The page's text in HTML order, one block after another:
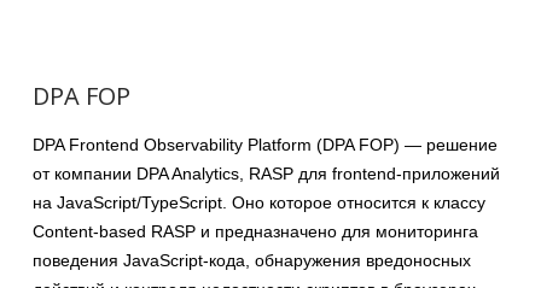
DPA FOP
DPA Frontend Observability Platform (DPA FOP) — решение
от компании DPA Analytics, RASP для frontend-приложений
на JavaScript/TypeScript. Оно которое относится к классу
Content-based RASP и предназначено для мониторинга
поведения JavaScript-кода, обнаружения вредоносных